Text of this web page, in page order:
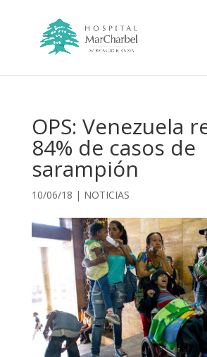
OPS: Venezuela
84% de casos de
sarampión
10/06/18 | NOTICIAS